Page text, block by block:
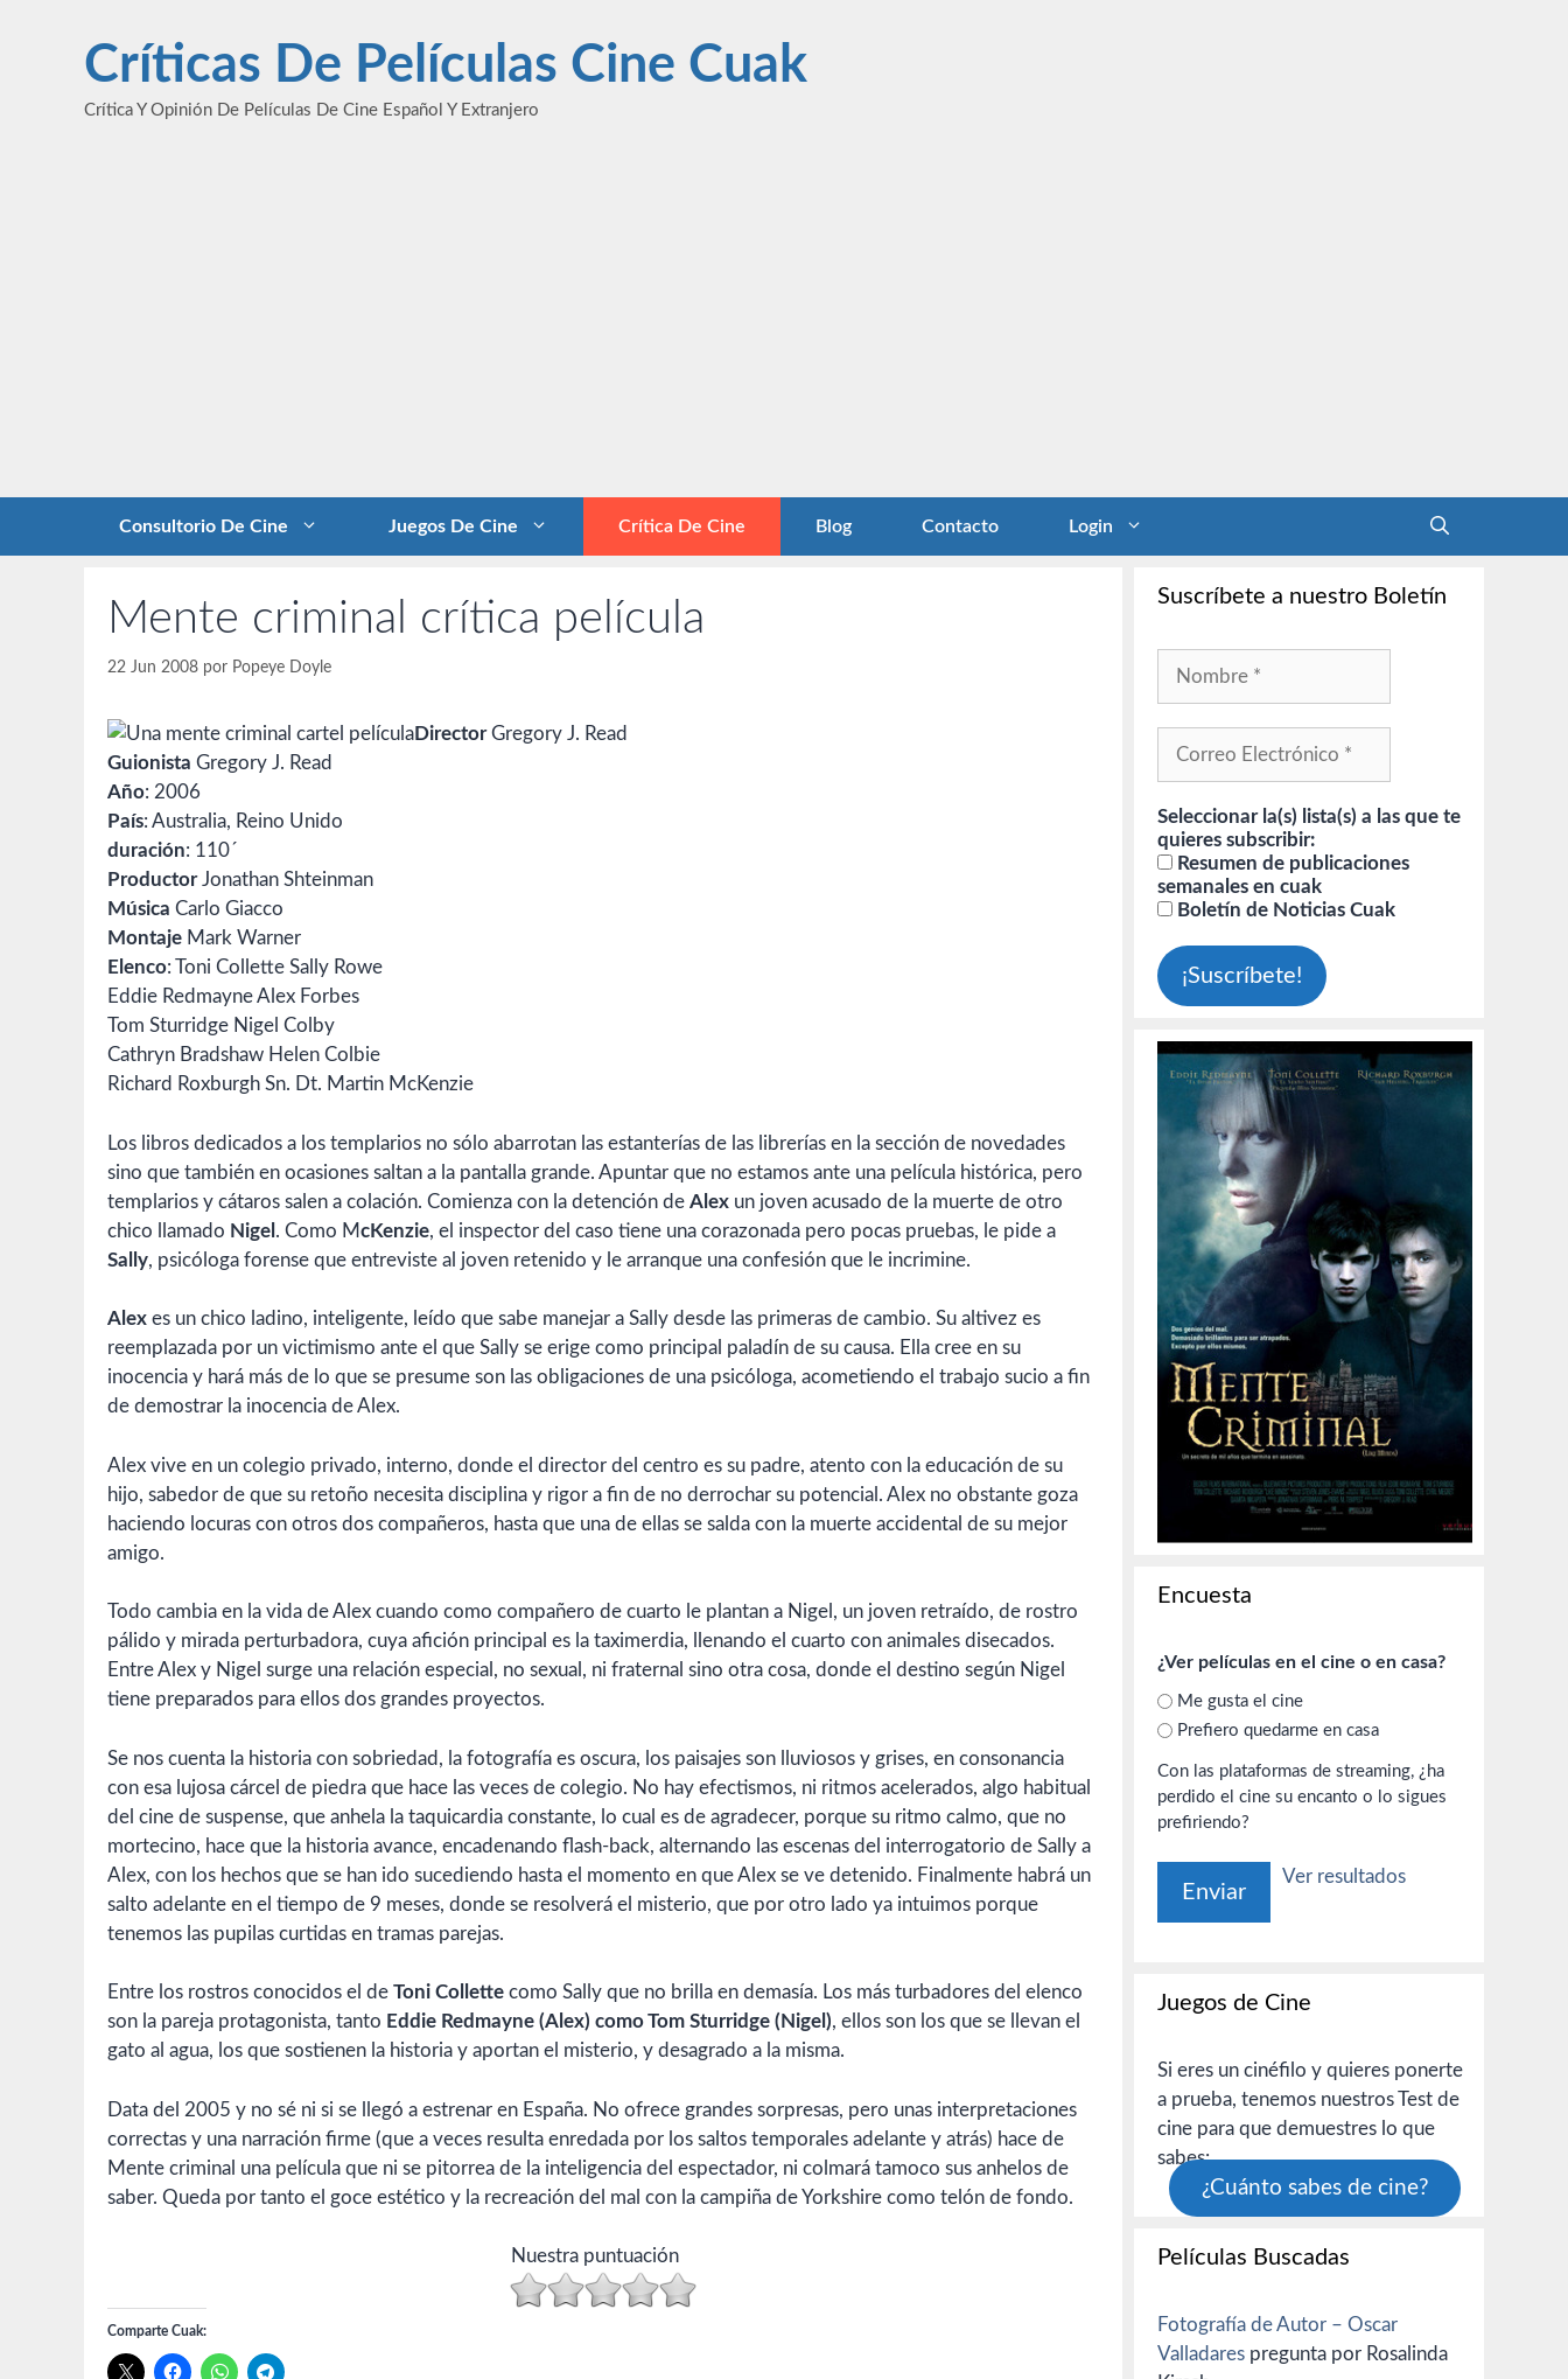
contenidoCríticas De Películas Cine Cuak
Crítica Y Opinión De Películas De Cine Español Y Extranjero
Consultorio De Cine Juegos De Cine Crítica De Cine Blog Contacto Login
Mente criminal crítica película
22 Jun 2008 por Popeye Doyle
DirectorGregory J. Read
Guionista Gregory J. Read
Año: 2006
País: Australia, Reino Unido
duración: 110´
ProductorJonathan Shteinman
Música Carlo Giacco
Montaje Mark Warner
Elenco: Toni Collette Sally Rowe
Eddie Redmayne Alex Forbes
Tom Sturridge Nigel Colby
Cathryn Bradshaw Helen Colbie
Richard Roxburgh Sn. Dt. Martin McKenzie
Los libros dedicados a los templarios no sólo abarrotan las estanterías de las librerías en la sección de novedades
sino que también en ocasiones saltan a la pantalla grande. Apuntar que no estamos ante una película histórica, pero
templarios y cátaros salen a colación. Comienza con la detención de Alex un joven acusado de la muerte de otro
chico llamado Nigel . Como McKenzie, el inspector del caso tiene una corazonada pero pocas pruebas, le pide a
Sally, psicóloga forense que entreviste al joven retenido y le arranque una confesión que le incrimine.
Alex es un chico ladino, inteligente, leído que sabe manejar a Sally desde las primeras de cambio. Su altivez es
reemplazada por un victimismo ante el que Sally se erige como principal paladín de su causa. Ella cree en su
inocencia y hará más de lo que se presume son las obligaciones de una psicóloga, acometiendo el trabajo sucio a fin
de demostrar la inocencia de Alex.
Alex vive en un colegio privado, interno, donde el director del centro es su padre, atento con la educación de su
hijo, sabedor de que su retoño necesita disciplina y rigor a fin de no derrochar su potencial. Alex no obstante goza
haciendo locuras con otros dos compañeros, hasta que una de ellas se salda con la muerte accidental de su mejor
amigo.
Todo cambia en la vida de Alex cuando como compañero de cuarto le plantan a Nigel, un joven retraído, de rostro
pálido y mirada perturbadora, cuya afición principal es la taximerdia, llenando el cuarto con animales disecados.
Entre Alex y Nigel surge una relación especial, no sexual, ni fraternal sino otra cosa, donde el destino según Nigel
tiene preparados para ellos dos grandes proyectos.
Se nos cuenta la historia con sobriedad, la fotografía es oscura, los paisajes son lluviosos y grises, en consonancia
con esa lujosa cárcel de piedra que hace las veces de colegio. No hay efectismos, ni ritmos acelerados, algo habitual
del cine de suspense, que anhela la taquicardia constante, lo cual es de agradecer, porque su ritmo calmo, que no
mortecino, hace que la historia avance, encadenando flash-back, alternando las escenas del interrogatorio de Sally a
Alex, con los hechos que se han ido sucediendo hasta el momento en que Alex se ve detenido. Finalmente habrá un
salto adelante en el tiempo de 9 meses, donde se resolverá el misterio, que por otro lado ya intuimos porque
tenemos las pupilas curtidas en tramas parejas.
Entre los rostros conocidos el de Toni Collette como Sally que no brilla en demasía. Los más turbadores del elenco
son la pareja protagonista, tanto Eddie Redmayne (Alex) como Tom Sturridge (Nigel), ellos son los que se llevan el
gato al agua, los que sostienen la historia y aportan el misterio, y desagrado a la misma.
Data del 2005 y no sé ni si se llegó a estrenar en España. No ofrece grandes sorpresas, pero unas interpretaciones
correctas y una narración firme (que a veces resulta enredada por los saltos temporales adelante y atrás) hace de
Mente criminal una película que ni se pitorrea de la inteligencia del espectador, ni colmará tamoco sus anhelos de
saber. Queda por tanto el goce estético y la recreación del mal con la campiña de Yorkshire como telón de fondo.
Nuestra puntuación
Comparte Cuak:
Suscríbete a nuestro Boletín
Seleccionar la(s) lista(s) a las que te
quieres subscribir:
Resumen de publicaciones
semanales en cuak
Boletín de Noticias Cuak
Encuesta
¿Ver películas en el cine o en casa?
Me gusta el cine
Prefiero quedarme en casa
Con las plataformas de streaming, ¿ha
perdido el cine su encanto o lo sigues
prefiriendo?
Ver resultados
Juegos de Cine
Si eres un cinéfilo y quieres ponerte
a prueba, tenemos nuestros Test de
cine para que demuestres lo que
sabes:
¿Cuánto sabes de cine?
Películas Buscadas
Fotografía de Autor – Oscar
Valladares pregunta por Rosalinda